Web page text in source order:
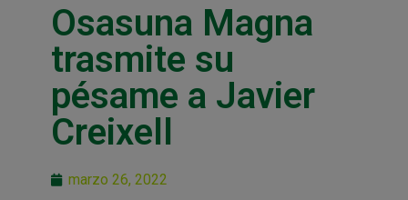
Osasuna Magna
trasmite su
pésame a Javier
Creixell
marzo 26, 2022